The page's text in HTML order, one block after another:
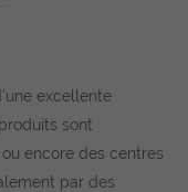
excellente
sont
encore des centres
par des
und Inhalte oder
utilisés. Vous
catégories entières
et ainsi ne